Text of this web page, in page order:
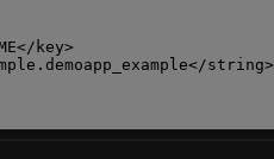
key>
string>